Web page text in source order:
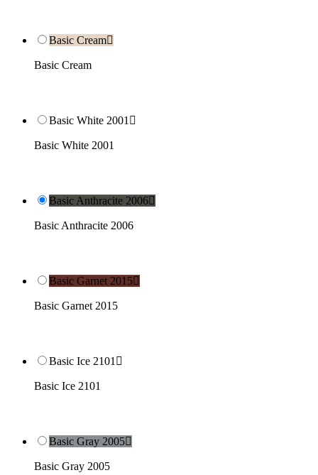
Basic Cream
Basic Cream
Basic White 2001 
Basic White 2001
Basic Anthracite 2006
Basic Anthracite 2006
Basic Garnet 2015
Basic Garnet 2015
Basic Ice 2101 
Basic Ice 2101
Basic Gray 2005
Basic Gray 2005